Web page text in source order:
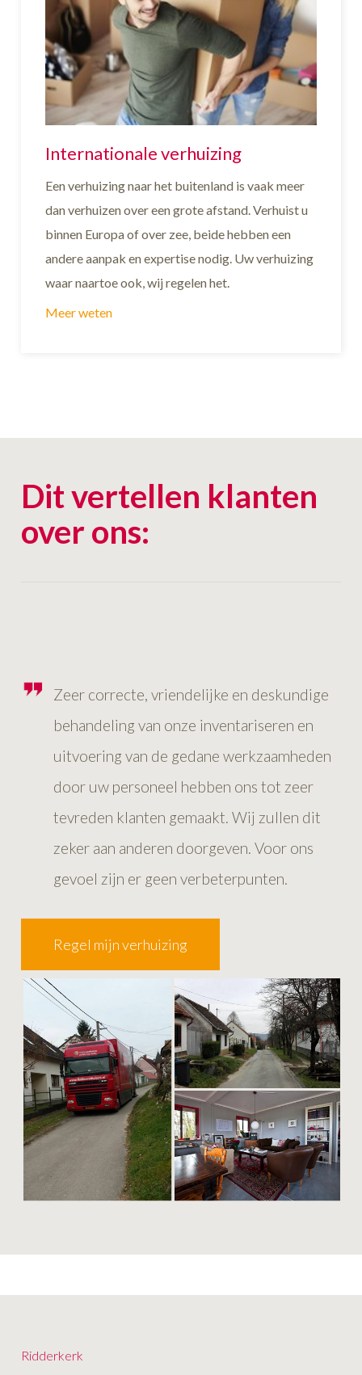
Internationale verhuizing
Een verhuizing naar het buitenland is vaak meer
dan verhuizen over een grote afstand. Verhuist u
binnen Europa of over zee, beide hebben een
andere aanpak en expertise nodig. Uw verhuizing
waar naartoe ook, wij regelen het.
Meer weten
Dit vertellen klanten
over ons:
Zeer correcte, vriendelijke en deskundige
behandeling van onze inventariseren en
uitvoering van de gedane werkzaamheden
door uw personeel hebben ons tot zeer
tevreden klanten gemaakt. Wij zullen dit
zeker aan anderen doorgeven. Voor ons
gevoel zijn er geen verbeterpunten.
Regel mijn verhuizing
Ridderkerk